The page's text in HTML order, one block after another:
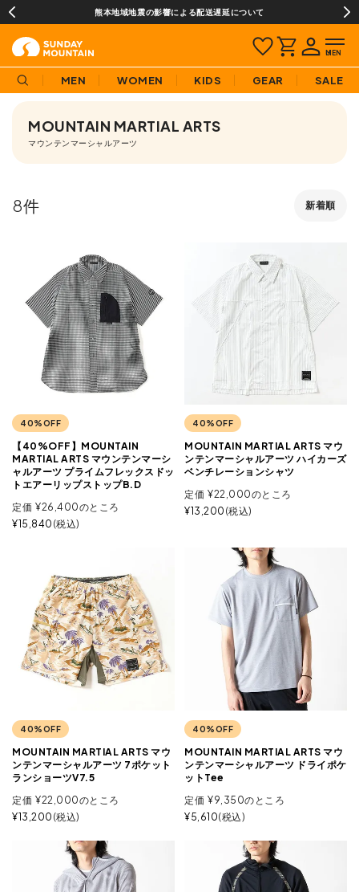
熊本地域地震の影響による配送遅延について
MEN WOMEN KIDS GEAR SALE
MOUNTAIN MARTIAL ARTS
マウンテンマーシャルアーツ
新着順
8
40%OFF
【40%OFF】MOUNTAIN
MARTIAL ARTS マウンテンマーシ
ャルアーツ プライムフレックスドッ
トエアーリップストップB.D
定価 ¥26,400のところ
¥15,840 税込
40%OFF
MOUNTAIN MARTIAL ARTS マウ
ンテンマーシャルアーツ ハイカーズ
ベンチレーションシャツ
定価 ¥22,000のところ
¥13,200 税込
40%OFF
MOUNTAIN MARTIAL ARTS マウ
ンテンマーシャルアーツ 7ポケット
ランショーツV7.5
定価 ¥22,000のところ
¥13,200 税込
40%OFF
MOUNTAIN MARTIAL ARTS マウ
ンテンマーシャルアーツ ドライポケ
ットTee
定価 ¥9,350のところ
¥5,610 税込